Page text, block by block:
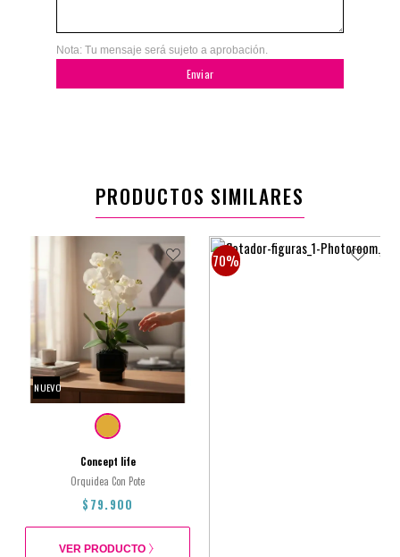
Nota: Tu mensaje será sujeto a aprobación.
Enviar
PRODUCTOS SIMILARES
NUEVO
Concept life
Orquidea Con Pote
$79.900
VER PRODUCTO
70%